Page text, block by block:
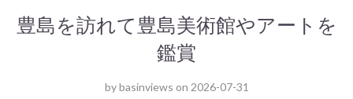
豊島を訪れて豊島美術館やアートを
鑑賞
bybasinviews on 2026-07-31